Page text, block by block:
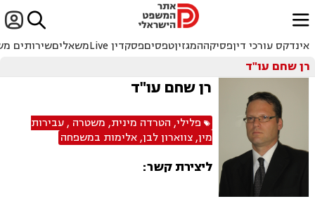

ﱐ
אינדקס עורכי דיןפסיקההמגזיןטפסיםפסקדין Live משאליםשירותים
רן שחם עו"ד
רן שחם עו"ד
פלילי, הטרדה מינית, משטרה ,עבירות
מין,צווארון לבן,אלימות במשפחה
ליצירת קשר: